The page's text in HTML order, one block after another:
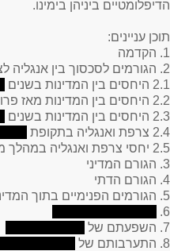
הדיפלומטיים ביניהן בימינו.
תוכן עניינים:
1. הקדמה
2. הגורמים לסכסוך בין אנגליה לצרפת בתקופות השונות
2.1 היחסים בין המדינות בשנים
2.2 היחסים בין המדינות מאז פרוץ מלחמת
2.3 היחסים בין המדינות בשנים
2.4 צרפת ואנגליה בתקופת
2.5 יחסי צרפת ואנגליה במהלך מלחמות העולם.
3. הגורם המדיני
4. הגורם הדתי
5. הגורמים הפנימיים בתוך המדינות
6.
7. השפעתם של
8. התערבותם של